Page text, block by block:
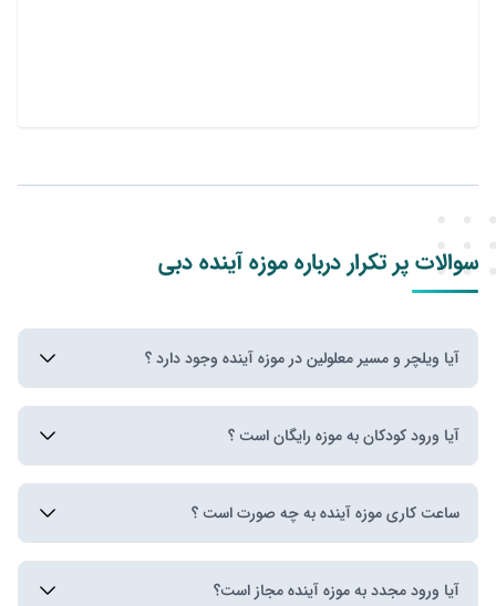
سوالات پر تکرار درباره موزه آینده دبی
آیا ویلچر و مسیر معلولین در موزه آینده وجود دارد ؟
بله ، صندلی های چرخدار در موزه آینده در دسترس هستند،
موزه کمک بخواهید تا در این مورد راهنماییتان کنند.
آیا ورود کودکان به موزه رایگان است ؟
بله ، اما فقط ورود کودکان زیر 4 سال به موزه آینده رایگان
حتی کسانی که ورود رایگان دارند.
ساعت کاری موزه آینده به چه صورت است ؟
آیا ورود مجدد به موزه آينده مجاز است؟